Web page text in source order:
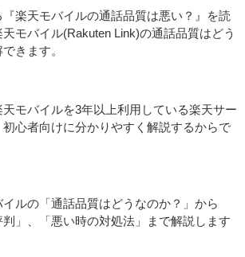
『楽天モバイルの通話品質は悪い？』を読
モバイル(Rakuten Link)の通話品質はどう
きます。
モバイルを3年以上利用している楽天サー
心者向けに分かりやすく解説するからで
イルの「通話品質はどうなのか？」から
判」、「悪い時の対処法」まで解説します